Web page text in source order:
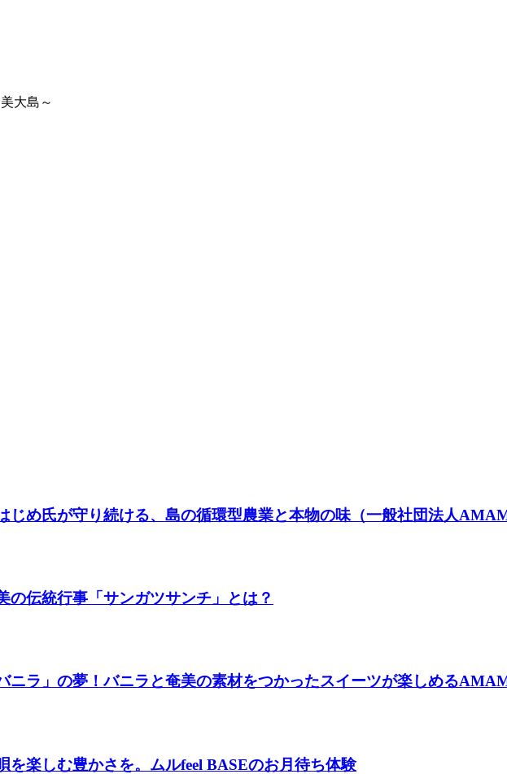
大島～
じめ氏が守り続ける、島の循環型農業と本物の味（一般社団法人
の伝統行事「サンガツサンチ」とは？
ニラ」の夢！バニラと奄美の素材をつかったスイーツが楽しめる
を楽しむ豊かさを。ムルfeel BASEのお月待ち体験